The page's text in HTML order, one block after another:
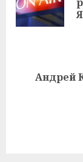
Следующая
Андрей